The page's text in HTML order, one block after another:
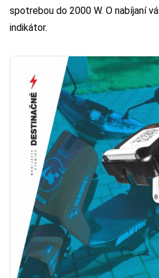
spotrebou do 2000 W. O nabíjaní
indikátor.